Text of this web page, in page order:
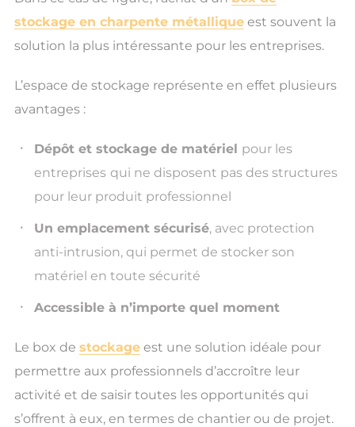
stockage en charpente métalliqueest souvent la
solution la plus intéressante pour les entreprises.
L’espace de stockage représente en effet plusieurs
avantages :
Dépôt et stockage de matériel pour les
entreprises qui ne disposent pas des structures
pour leur produit professionnel
Un emplacement sécurisé, avec protection
anti-intrusion, qui permet de stocker son
matériel en toute sécurité
Accessible à n’importe quel moment
Le box de stockageest une solution idéale pour
permettre aux professionnels d’accroître leur
activité et de saisir toutes les opportunités qui
s’offrent à eux, en termes de chantier ou de projet.